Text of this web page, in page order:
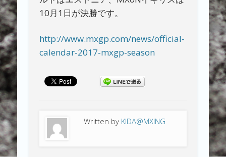
10月1日が決勝です。
http://www.mxgp.com/news/official-
calendar-2017-mxgp-season
Written by KIDA@MXING